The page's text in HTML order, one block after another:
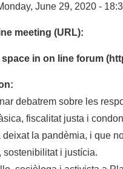
June 29, 2020 -
meeting (URL):
in on line forum
debatrem sobre les
fiscalitat justa i
la pandèmia, i que
sostenibilitat i justícia.